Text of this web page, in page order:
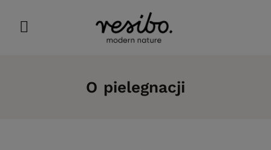
O pielegnacji